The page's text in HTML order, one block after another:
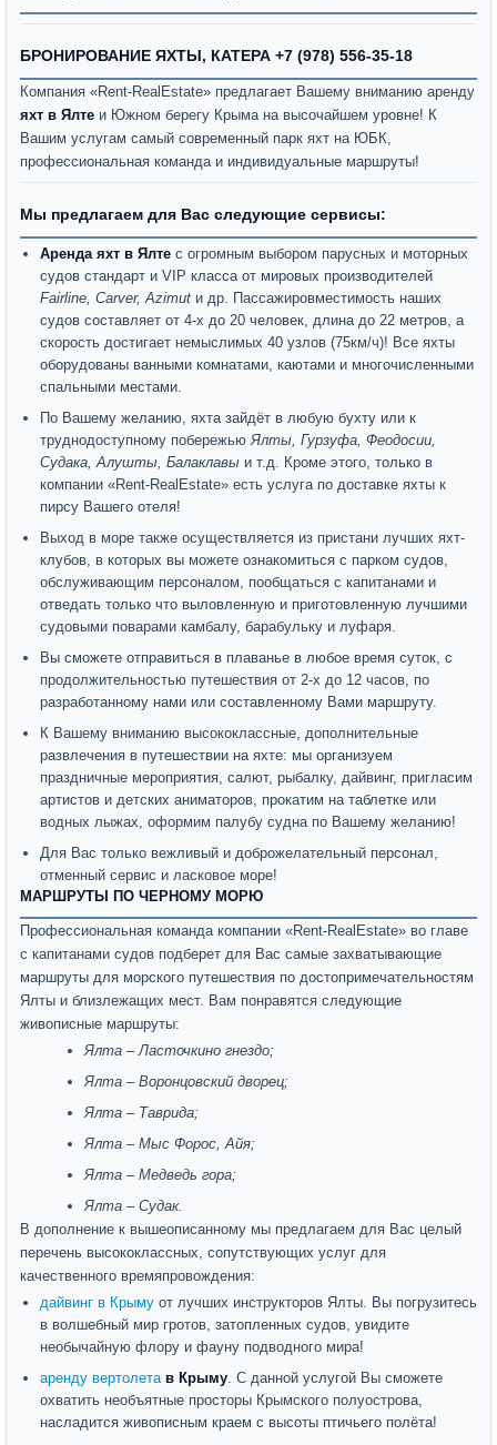
БРОНИРОВАНИЕ ЯХТЫ, КАТЕРА +7 (978) 556-35-18
Компания «Rent-RealEstate» предлагает Вашему вниманию аренду
яхт в Ялте и Южном берегу Крыма на высочайшем уровне! К
Вашим услугам самый современный парк яхт на ЮБК,
профессиональная команда и индивидуальные маршруты!
Мы предлагаем для Вас следующие сервисы:
Аренда яхт в Ялтес огромным выбором парусных и моторных
судов стандарт и VIP класса от мировых производителей
Fairline, Carver, Azimutи др. Пассажировместимость наших
судов составляет от 4-х до 20 человек, длина до 22 метров, а
скорость достигает немыслимых 40 узлов (75км/ч)! Все яхты
оборудованы ванными комнатами, каютами и многочисленными
спальными местами.
По Вашему желанию, яхта зайдёт в любую бухту или к
труднодоступному побережьюЯлты, Гурзуфа, Феодосии,
Судака, Алушты, Балаклавыи т.д. Кроме этого, только в
компании «Rent-RealEstate» есть услуга по доставке яхты к
пирсу Вашего отеля!
Выход в море также осуществляется из пристани лучших яхт-
клубов, в которых вы можете ознакомиться с парком судов,
обслуживающим персоналом, пообщаться с капитанами и
отведать только что выловленную и приготовленную лучшими
судовыми поварами камбалу, барабульку и луфаря.
Вы сможете отправиться в плаванье в любое время суток, с
продолжительностью путешествия от 2-х до 12 часов, по
разработанному нами или составленному Вами маршруту.
К Вашему вниманию высококлассные, дополнительные
развлечения в путешествии на яхте: мы организуем
праздничные мероприятия, салют, рыбалку, дайвинг, пригласим
артистов и детских аниматоров, прокатим на таблетке или
водных лыжах, оформим палубу судна по Вашему желанию!
Для Вас только вежливый и доброжелательный персонал,
отменный сервис и ласковое море!
МАРШРУТЫ ПО ЧЕРНОМУ МОРЮ
Профессиональная команда компании «Rent-RealEstate» во главе
с капитанами судов подберет для Вас самые захватывающие
маршруты для морского путешествия по достопримечательностям
Ялты и близлежащих мест. Вам понравятся следующие
живописные маршруты:
Ялта – Ласточкино гнездо;
Ялта – Воронцовский дворец;
Ялта – Таврида;
Ялта – Мыс Форос, Айя;
Ялта – Медведь гора;
Ялта – Судак.
В дополнение к вышеописанному мы предлагаем для Вас целый
перечень высококлассных, сопутствующих услуг для
качественного времяпровождения:
дайвинг в Крымуот лучших инструкторов Ялты. Вы погрузитесь
в волшебный мир гротов, затопленных судов, увидите
необычайную флору и фауну подводного мира!
аренду вертолета в Крыму. С данной услугой Вы сможете
охватить необъятные просторы Крымского полуострова,
насладится живописным краем с высоты птичьего полёта!